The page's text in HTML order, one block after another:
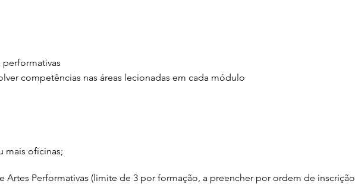
performativas
competências nas áreas lecionadas em cada módulo
mais oficinas;
Artes Performativas (limite de 3 por formação, a preencher por ordem de inscrição